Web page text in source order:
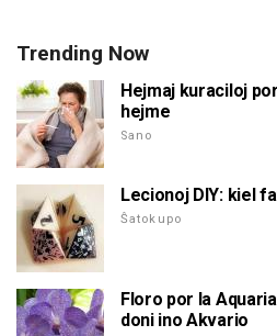
Trending Now
Hejmaj kuraciloj
hejme
Sano
Lecionoj DIY: kiel
Ŝatokupo
Floro por la
doni ino Akvario